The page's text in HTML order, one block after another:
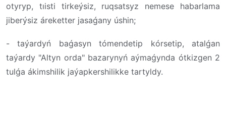
otyryp, tıisti tirkeýsiz, ruqsatsyz nemese habarlama
jiberýsiz áreketter jasaǵany úshin;
- taýardyń baǵasyn tómendetip kórsetip, atalǵan
taýardy "Altyn orda" bazarynyń aýmaǵynda ótkizgen 2
tulǵa ákimshilik jaýapkershilikke tartyldy.